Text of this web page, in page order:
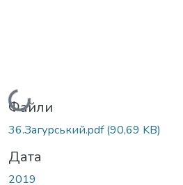
Вантажиться...
Файли
36.Загурський.pdf(90,69 KB)
Дата
2019